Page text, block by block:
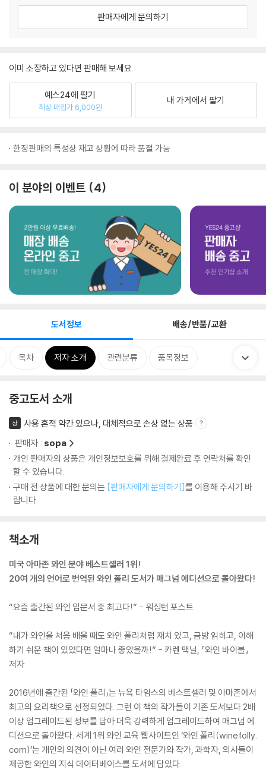
판매자에게 문의하기
이미 소장하고 있다면 판매해 보세요.
예스24에 팔기
최상 매입가 6,000원
내 가게에서 팔기
한정판매의 특성상 재고 상황에 따라 품절 가능
이 분야의 이벤트 4
도서정보 배송/반품/교환
목차 저자 소개 관련분류 품목정보
중고도서 소개
상
사용 흔적 약간 있으나, 대체적으로 손상 없는 상품
판매자 : sopa
개인 판매자의 상품은 개인정보보호를 위해 결제완료 후 연락처를 확인
할 수 있습니다.
구매 전 상품에 대한 문의는 [판매자에게 문의하기]를 이용해 주시기 바
랍니다.
책소개
미국 아마존 와인 분야 베스트셀러 1위!
20여 개의 언어로 번역된 와인 폴리 도서가 매그넘 에디션으로 돌아왔다!
“요즘 출간된 와인 입문서 중 최고다!” - 워싱턴 포스트
“내가 와인을 처음 배울 때도 와인 폴리처럼 재치 있고, 금방 읽히고, 이해
하기 쉬운 책이 있었다면 얼마나 좋았을까!” - 카렌 맥닐, 『와인 바이블』
저자
2016년에 출간된 「와인 폴리」는 뉴욕 타임스의 베스트셀러 및 아마존에서
최고의 요리책으로 선정되었다. 그런 이 책의 작가들이 기존 도서보다 2배
이상 업그레이드된 정보를 담아 더욱 강력하게 업그레이드하여 매그넘 에
디션으로 돌아왔다. 세계 1위 와인 교육 웹사이트인 ‘와인 폴리(winefolly.
com)’는 개인의 의견이 아닌 여러 와인 전문가와 작가, 과학자, 의사들이
제공한 와인의 지식 데이터베이스를 도서에 담았다.